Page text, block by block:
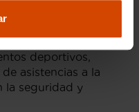
deportivo y
deportivos,
asistencias a la
la seguridad y